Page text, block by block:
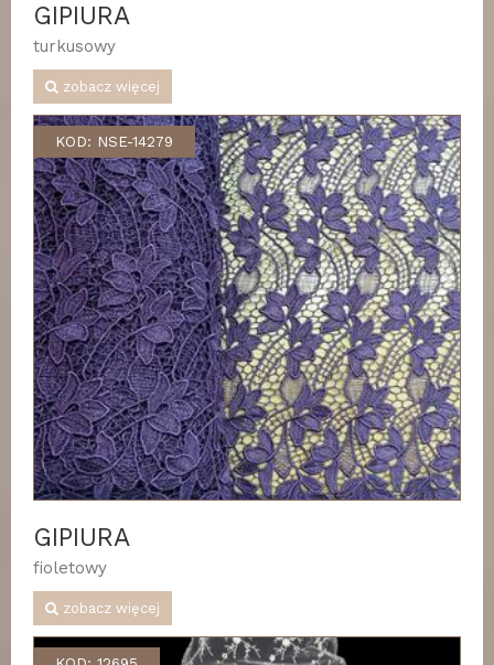
GIPIURA
turkusowy
zobacz więcej
KOD: NSE-14279
GIPIURA
fioletowy
zobacz więcej